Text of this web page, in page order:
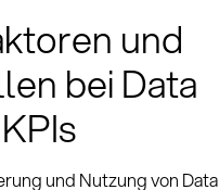
und
bei Data
und Nutzung von Data